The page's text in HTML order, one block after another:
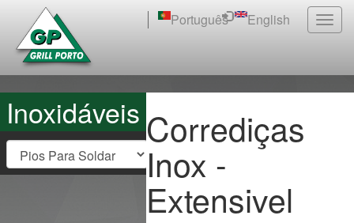
conteúdo
principal
Português English
Inoxidáveis Corrediças
Inox -
Extensivel